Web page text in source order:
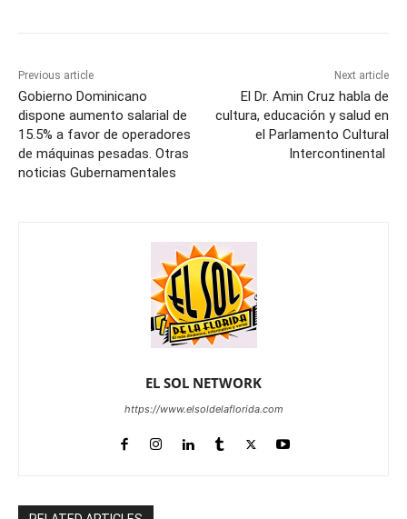
Previous article
Gobierno Dominicano
dispone aumento salarial de
15.5% a favor de operadores
de máquinas pesadas. Otras
noticias Gubernamentales
Next article
El Dr. Amin Cruz habla de
cultura, educación y salud en
el Parlamento Cultural
Intercontinental
EL SOL NETWORK
https://www.elsoldelaflorida.com